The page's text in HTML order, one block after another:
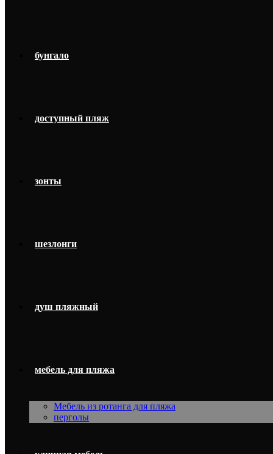
бунгало
доступный пляж
зонты
шезлонги
душ пляжный
мебель для пляжа
Мебель из ротанга для пляжа
перголы